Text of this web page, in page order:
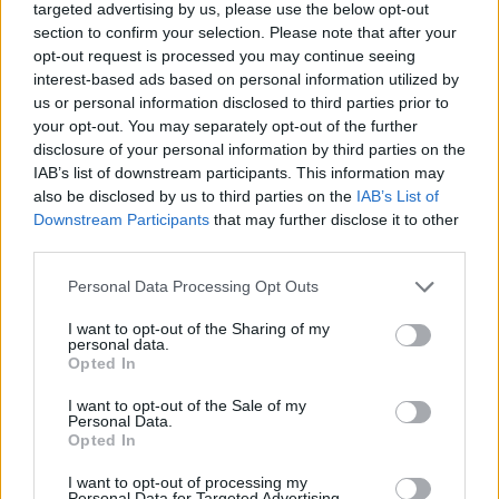
targeted advertising by us, please use the below opt-out
section to confirm your selection. Please note that after your
opt-out request is processed you may continue seeing
interest-based ads based on personal information utilized by
us or personal information disclosed to third parties prior to
your opt-out. You may separately opt-out of the further
disclosure of your personal information by third parties on the
IAB’s list of downstream participants. This information may
also be disclosed by us to third parties on the IAB’s List of
Downstream Participants that may further disclose it to other
Please note that this website/app uses one or more Google
not limited to your visit or usage behaviour. You may click to
grant or deny consent to Google and its third-party tags to
use your data for below specified purposes in below Google
consent section.
Personal Data Processing Opt Outs
I want to opt-out of the Sharing of my
personal data.
Opted In
I want to opt-out of the Sale of my
Personal Data.
Opted In
I want to opt-out of processing my
nyolcvankilenc évesen (már kilencvenen felül van -
megjegyzés: recenzió írója) dr. Eger forgalmas
praxist tart fenn klinikai pszishológusként a
kaliforniai La Jollában, a University of California
egyik tanszékének oktatója San Diegóban, és
rendszeresen tart előadásokat az Egyesült
Államokban és világszerte. Emellett az amerikai
hadsereg és a haditengerészet tanácsadójaként
tűrőképességi tréningeket tart és a poszttraumás
Winfrey Show vendége volt, feltűnt a CNN
felszabadításának hetvenedik évfordulójára
készült, és főszereplője volt a holland nemzeti
dokumentumfilmjének. Dr. Eger 1972-ben az Év
Pszichológiatanára díjat, 1987-ben pedig az El
szenátusa 1992-ben a Humanitárius Díjat